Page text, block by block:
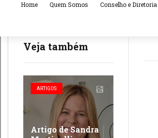
Home Quem Somos Conselho e Diretoria
Veja também
ARTIGOS
Artigo de Sandra